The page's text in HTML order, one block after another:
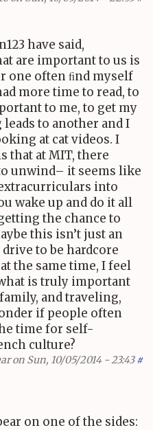
123 have said,
are important to us is
one often ﬁnd myself
more time to read, to
to me, to get my
to another and I
at cat videos. I
that atMIT, there
unwind– it seems like
into
wake up and do it all
the chance to
this isn’t just an
to be hardcore
the same time, I feel
is truly important
and traveling,
if people often
time for self-
culture?
on Sun, 10/05/2014 - 23:43 #
on one of the sides: